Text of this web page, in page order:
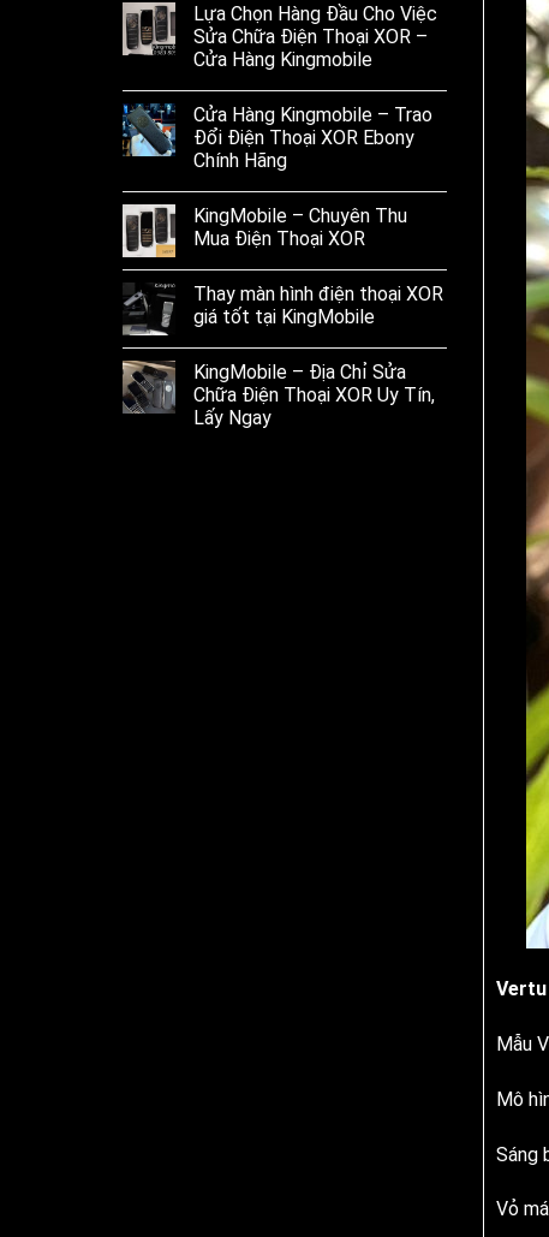
Lựa Chọn Hàng Đầu Cho Việc
Sửa Chữa Điện Thoại XOR –
Cửa Hàng Kingmobile
Cửa Hàng Kingmobile – Trao
Đổi Điện Thoại XOR Ebony
Chính Hãng
KingMobile – Chuyên Thu
Mua Điện Thoại XOR
Thay màn hình điện thoại XOR
giá tốt tại KingMobile
KingMobile – Địa Chỉ Sửa
Chữa Điện Thoại XOR Uy Tín,
Lấy Ngay
Mẫu
Mô
Sáng
Vỏ